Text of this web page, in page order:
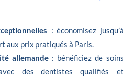
: économisez jusqu’à
aux prix pratiqués à Paris.
allemande: bénéficiez de soins
avec des dentistes qualifiés et